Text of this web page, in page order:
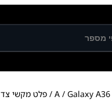
/ Galaxy / פלט מקשי צד GALAXY A36 5G – A366